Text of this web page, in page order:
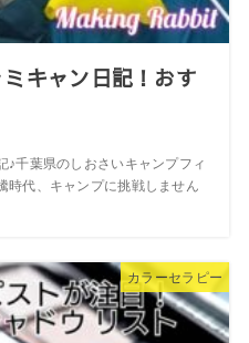
キャン日記！おす
♪千葉県のしおさいキャンプフィ
時代、キャンプに挑戦しません
カラーセラピー